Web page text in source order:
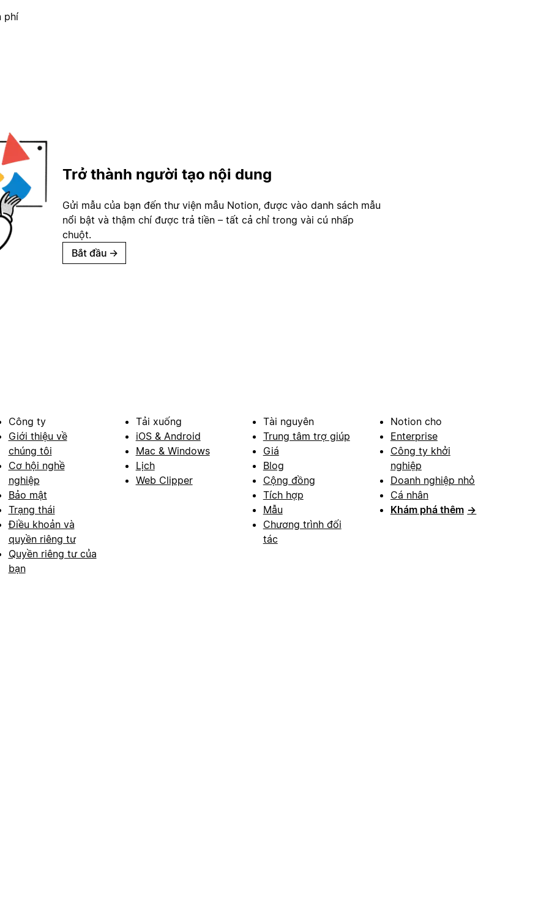
phí
Trở thành người tạo nội dung
Gửi mẫu của bạn đến thư viện mẫu Notion, được vào danh sách mẫu
nổi bật và thậm chí được trả tiền – tất cả chỉ trong vài cú nhấp
chuột.
Bắt đầu →
Công ty
Giới thiệu về
chúng tôi
Cơ hội nghề
nghiệp
Bảo mật
Trạng thái
Điều khoản và
quyền riêng tư
Quyền riêng tư của
bạn
Tải xuống
iOS & Android
Mac & Windows
Lịch
Web Clipper
Tài nguyên
Trung tâm trợ giúp
Giá
Blog
Cộng đồng
Tích hợp
Mẫu
Chương trình đối
tác
Notion cho
Enterprise
Công ty khởi
nghiệp
Doanh nghiệp nhỏ
Cá nhân
Khám phá thêm →